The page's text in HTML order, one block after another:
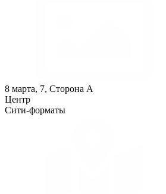
8 марта, 7, Сторона A
Центр
Сити-форматы